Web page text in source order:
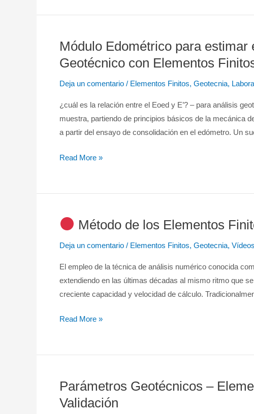
Asientos
Módulo Edométrico para
Geotécnico con Elementos
Deja un comentario / Elementos Finitos, Geotecnia,
¿cuál es la relación entre el Eoed y E’? – para análisis
muestra, partiendo de principios básicos de la mecánica
a partir del ensayo de consolidación en el edómetro. Un
Módulo
Edométrico
estimar
Análisis
Elementos
Read More »
Método de los Elementos
Deja un comentario / Elementos Finitos, Geotecnia, Vídeos
El empleo de la técnica de análisis numérico conocida
extendiendo en las últimas décadas al mismo ritmo que
creciente capacidad y velocidad de cálculo.
de
los
Elementos
Finitos
Geotecnia
Read More »
Parámetros Geotécnicos –
Validación
Parámetros
Geotécnicos